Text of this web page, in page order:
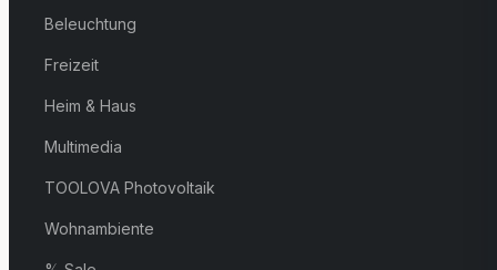
Beleuchtung
Freizeit
Heim & Haus
Multimedia
TOOLOVA Photovoltaik
Wohnambiente